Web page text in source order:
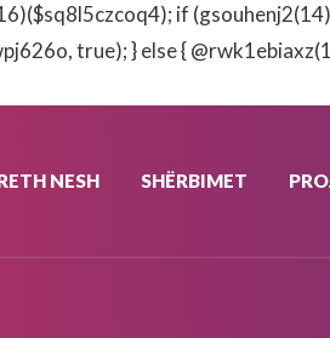
if
true); } else {
NESH SHËRBIMET